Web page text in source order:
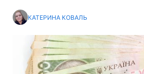
КАТЕРИНА КОВАЛЬ